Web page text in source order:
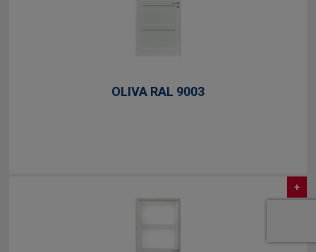
OLIVA RAL 9003
+